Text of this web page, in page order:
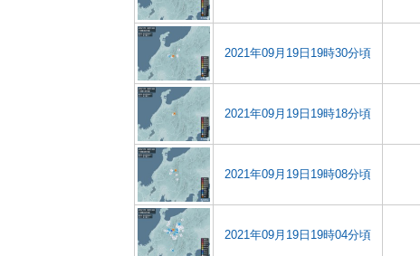
2021年09月19日19時30分頃
2021年09月19日19時18分頃
2021年09月19日19時08分頃
2021年09月19日19時04分頃